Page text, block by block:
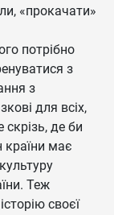
«прокачати»
потрібно
з
з
для всіх,
де би
країни має
Теж
своєї